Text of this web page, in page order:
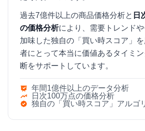
過去7億件以上の商品価格分析と 日
の価格分析により、需要トレンド
加味した独自の「買い時スコア」
者にとって本当に価値あるタイミン
断をサポートしています。
年間1億件以上のデータ分析
日次100万点の価格分析
独自の「買い時スコア」アルゴ